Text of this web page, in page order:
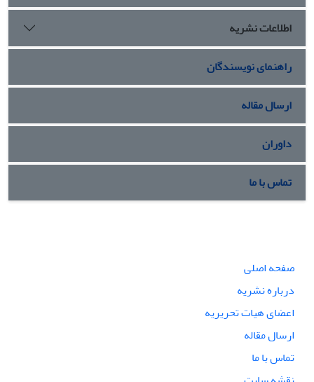
اطلاعات نشریه
راهنمای نویسندگان
ارسال مقاله
داوران
تماس با ما
صفحه اصلی
درباره نشریه
اعضای هیات تحریریه
ارسال مقاله
تماس با ما